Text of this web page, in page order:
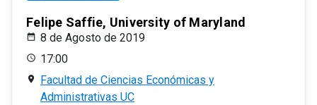
Felipe Saffie, University of Maryland
8 de Agosto de 2019
17:00
Facultad de Ciencias Económicas y
Administrativas UC